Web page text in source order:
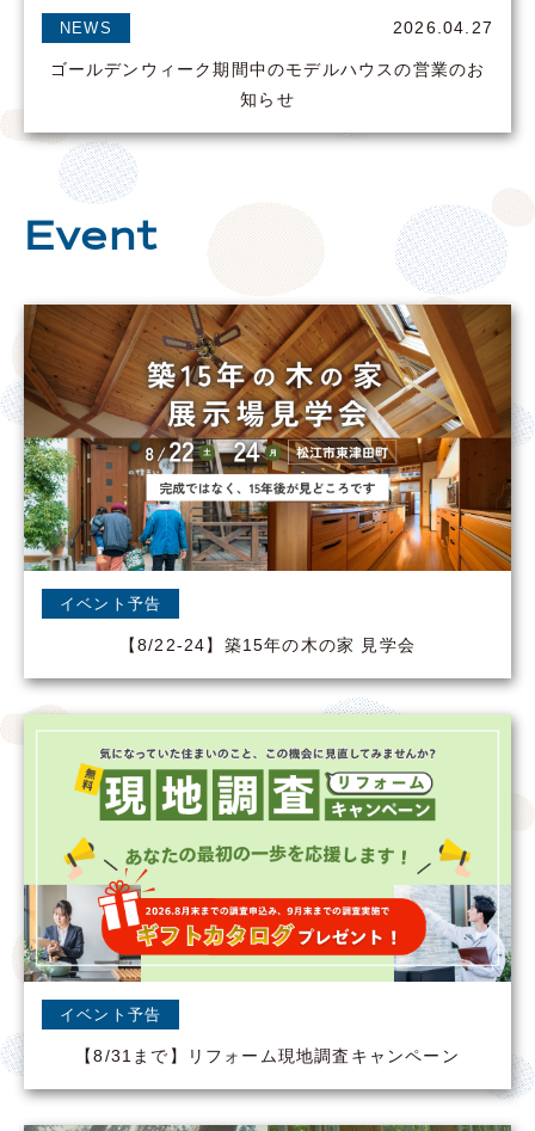
NEWS 2026.04.27
ゴールデンウィーク期間中のモデルハウスの営業のお
知らせ
Event
イベント予告
【8/22-24】築15年の木の家 見学会
イベント予告
【8/31まで】リフォーム現地調査キャンペーン